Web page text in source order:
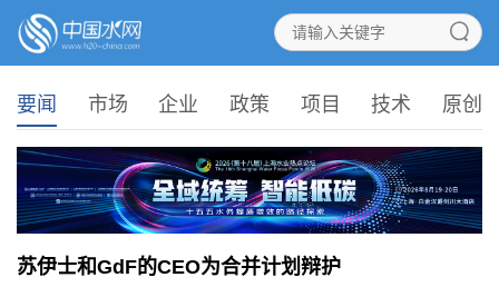
要闻 市场 企业 政策 项目 技术 原创
苏伊士和GdF的CEO为合并计划辩护